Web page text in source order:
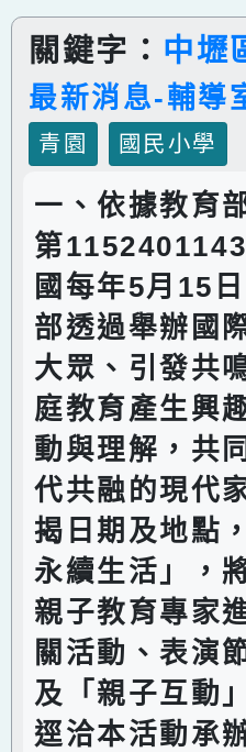
關鍵字： 中壢
最新消息-輔導
青園
國民小學
一、依據教育
第
國每年5月15
部透過舉辦國
大眾、引發共
庭教育產生興
動與理解，共
代共融的現代
揭日期及地點
永續生活」，
親子教育專家
關活動、表演
及「親子互動
逕洽本活動承